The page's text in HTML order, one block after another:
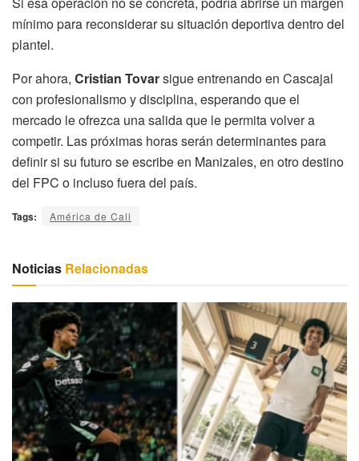
mínimo para reconsiderar su situación deportiva dentro del
plantel.
Por ahora, Cristian Tovarsigue entrenando en Cascajal
con profesionalismo y disciplina, esperando que el
mercado le ofrezca una salida que le permita volver a
competir. Las próximas horas serán determinantes para
definir si su futuro se escribe en Manizales, en otro destino
del FPC o incluso fuera del país.
Tags: América de Cali
Noticias Relacionadas